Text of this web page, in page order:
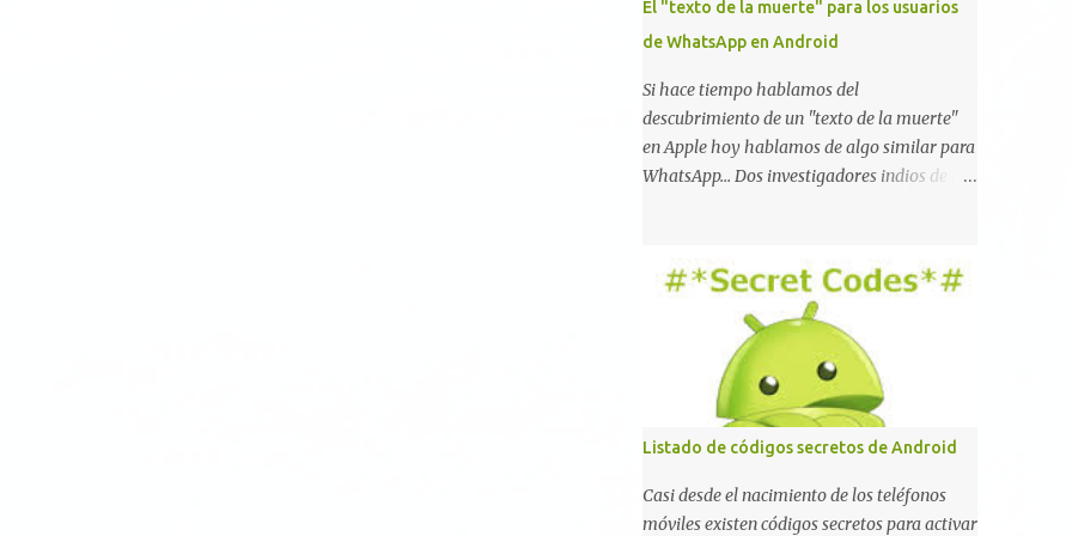
El "texto de la muerte" para los usuarios
de WhatsApp en Android
Si hace tiempo hablamos del
descubrimiento de un "texto de la muerte"
en Apple hoy hablamos de algo similar para
WhatsApp... Dos investigadores indios de tan
que la aplicación se detenga por completo al
intentar leer un sólo mensaje de 2000
caracteres especiales y tan sólo 2 KB de
tamaño. La vulnerabilidad ha sido probada
y funciona correctamente en la mayoría de
las versiones de Android y de WhatsApp
incluyendo la 2.11.431 y 2.11.432. Sin embargo
todavía no se ha probado en iOS y Windows
no parece ser vulnerable. Esto podría
provocar que se extienda como una pesada
Listado de códigos secretos de Android
Casi desde el nacimiento de los teléfonos
móviles existen códigos secretos para activar